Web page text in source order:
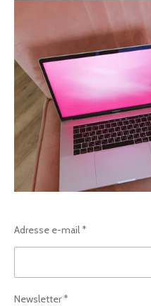
Adresse e-mail *
Newsletter *